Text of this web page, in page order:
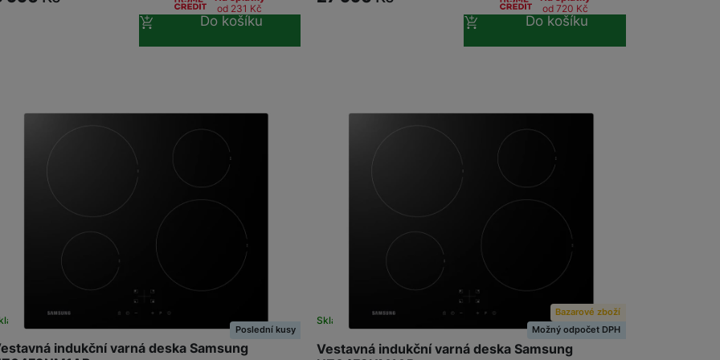
od 231 Kč
Do košíku
od 720 Kč
Do košíku
indukční varná deska Samsung
Poslední kusy
Vestavná indukční varná deska Samsung
Skladem
Bazarové zboží
Možný odpočet DPH